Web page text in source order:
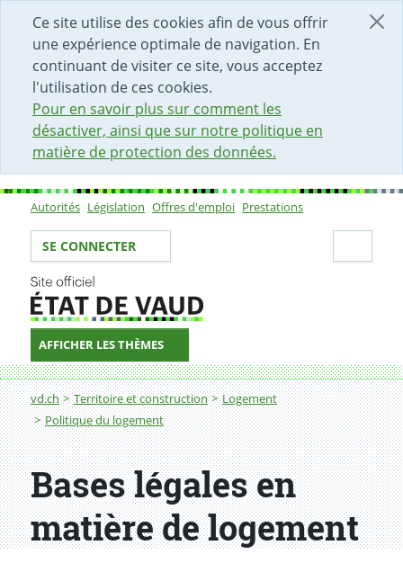
Ce site utilise des cookies afin de vous offrir
une expérience optimale de navigation. En
continuant de visiter ce site, vous acceptez
l'utilisation de ces cookies.
Pour en savoir plus sur comment les
désactiver, ainsi que sur notre politique en
matière de protection des données.
DÉBUT DU CONTENU DE LA PAGE
ACCÈS AU CHAMP DE RECHERCHE
PAGE D'ACCUEIL
FORMULAIRE DE CONTACT
Sous-navigation
Autorités Législation Offres d'emploi Prestations
Votre identité
SE CONNECTER
AFFICHER LES THÈMES
Fil d'Ariane
vd.ch Territoire et construction
Logement
Politique du logement
Bases légales
Bases légales en
matière de logement